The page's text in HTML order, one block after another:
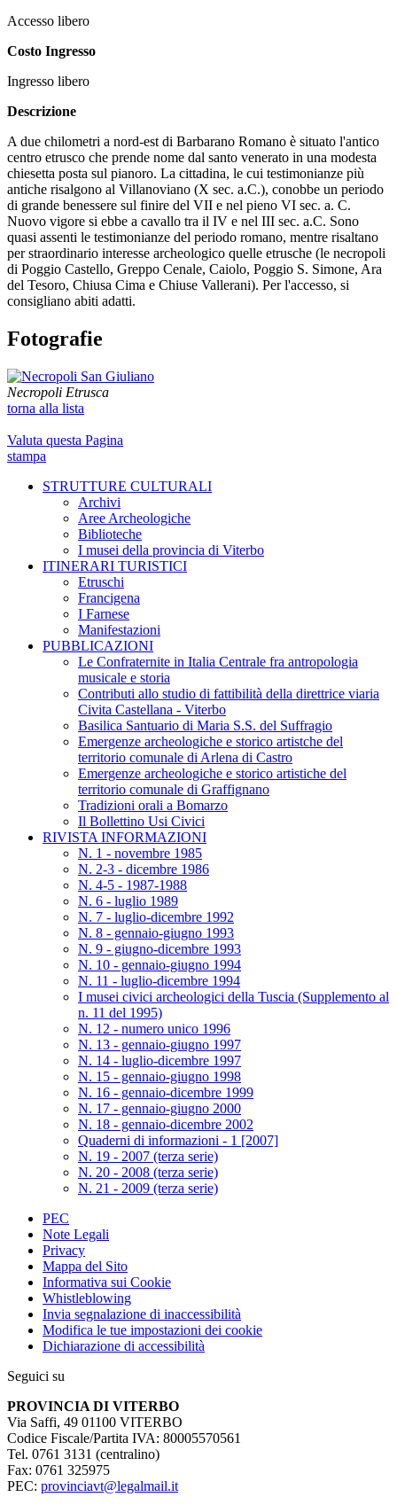
Accesso libero
Costo Ingresso
Ingresso libero
Descrizione
A due chilometri a nord-est di Barbarano Romano è situato l'antico
centro etrusco che prende nome dal santo venerato in una modesta
chiesetta posta sul pianoro. La cittadina, le cui testimonianze più
antiche risalgono al Villanoviano (X sec. a.C.), conobbe un periodo
di grande benessere sul finire del VII e nel pieno VI sec. a. C.
Nuovo vigore si ebbe a cavallo tra il IV e nel III sec. a.C. Sono
quasi assenti le testimonianze del periodo romano, mentre risaltano
per straordinario interesse archeologico quelle etrusche (le necropoli
di Poggio Castello, Greppo Cenale, Caiolo, Poggio S. Simone, Ara
del Tesoro, Chiusa Cima e Chiuse Vallerani). Per l'accesso, si
consigliano abiti adatti.
Fotografie
Necropoli Etrusca
torna alla lista
Valuta questa Pagina
stampa
STRUTTURE CULTURALI
Archivi
Aree Archeologiche
Biblioteche
I musei della provincia di Viterbo
ITINERARI TURISTICI
Etruschi
Francigena
I Farnese
Manifestazioni
PUBBLICAZIONI
Le Confraternite in Italia Centrale fra antropologia
musicale e storia
Contributi allo studio di fattibilità della direttrice viaria
Civita Castellana - Viterbo
Basilica Santuario di Maria S.S. del Suffragio
Emergenze archeologiche e storico artistche del
territorio comunale di Arlena di Castro
Emergenze archeologiche e storico artistiche del
territorio comunale di Graffignano
Tradizioni orali a Bomarzo
Il Bollettino Usi Civici
RIVISTA INFORMAZIONI
N. 1 - novembre 1985
N. 2-3 - dicembre 1986
N. 4-5 - 1987-1988
N. 6 - luglio 1989
N. 7 - luglio-dicembre 1992
N. 8 - gennaio-giugno 1993
N. 9 - giugno-dicembre 1993
N. 10 - gennaio-giugno 1994
N. 11 - luglio-dicembre 1994
I musei civici archeologici della Tuscia (Supplemento al
n. 11 del 1995)
N. 12 - numero unico 1996
N. 13 - gennaio-giugno 1997
N. 14 - luglio-dicembre 1997
N. 15 - gennaio-giugno 1998
N. 16 - gennaio-dicembre 1999
N. 17 - gennaio-giugno 2000
N. 18 - gennaio-dicembre 2002
Quaderni di informazioni - 1 [2007]
N. 19 - 2007 (terza serie)
N. 20 - 2008 (terza serie)
N. 21 - 2009 (terza serie)
PEC
Note Legali
Privacy
Mappa del Sito
Informativa sui Cookie
Whistleblowing
Invia segnalazione di inaccessibilità
Modifica le tue impostazioni dei cookie
Dichiarazione di accessibilità
Seguici su
PROVINCIA DI VITERBO
Via Saffi, 49 01100 VITERBO
Codice Fiscale/Partita IVA: 80005570561
Tel. 0761 3131 (centralino)
Fax: 0761 325975
PEC: provinciavt@legalmail.it